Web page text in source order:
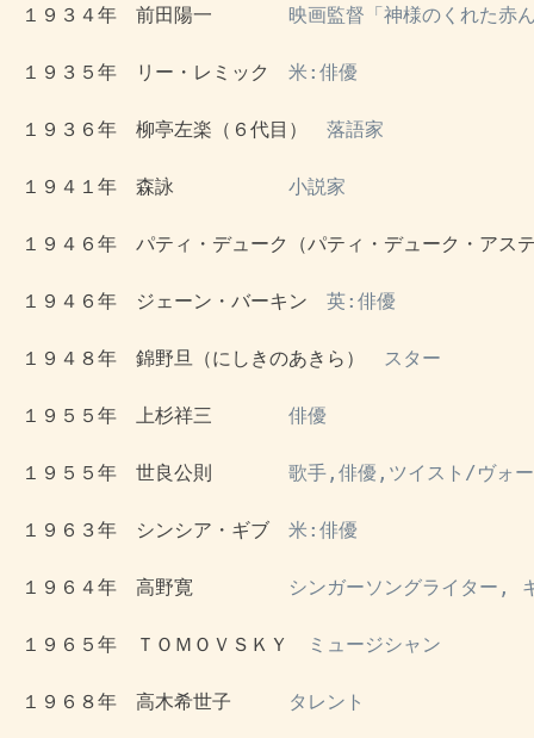
１９３４年　前田陽一 映画監督「神様のくれた赤
１９３５年　リー・レミック 米:俳優
１９３６年　柳亭左楽（６代目） 落語家
１９４１年　森詠 小説家
１９４６年　パティ・デューク（パティ・デューク・ア
１９４６年　ジェーン・バーキン 英:俳優
１９４８年　錦野旦（にしきのあきら） スター
１９５５年　上杉祥三 俳優
１９５５年　世良公則 歌手,俳優,ツイスト/ヴォ
１９６３年　シンシア・ギブ 米:俳優
１９６４年　高野寛 シンガーソングライター,
１９６５年　ＴＯＭＯＶＳＫＹ ミュージシャン
１９６８年　高木希世子 タレント